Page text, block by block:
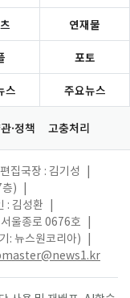
연재물
포토
스 주요뉴스
·정책 고충처리
편집국장 : 김기성
)
: 김성환
울종로 0676호
: 뉴스원코리아)